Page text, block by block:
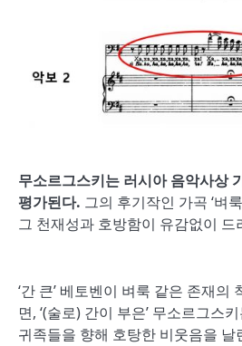
무소르그스키는 러시아 음악사상
평가된다. 그의 후기작인 가곡 ‘벼
그 천재성과 호방함이 유감없이 드
‘간 큰’ 베토벤이 벼룩 같은 존재의
면, ‘(술로) 간이 부은’ 무소르그스
귀족들을 향해 호탕한 비웃음을 날